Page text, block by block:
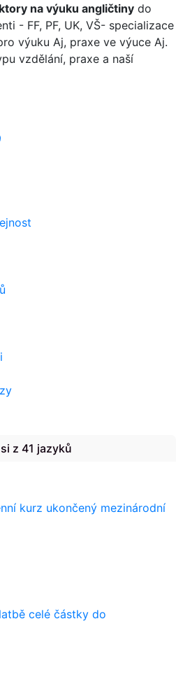
na výuku angličtiny do
- FF, PF, UK, VŠ- specializace
výuku Aj, praxe ve výuce Aj.
vzdělání, praxe a naší
z 41 jazyků
kurz ukončený mezinárodní
celé částky do